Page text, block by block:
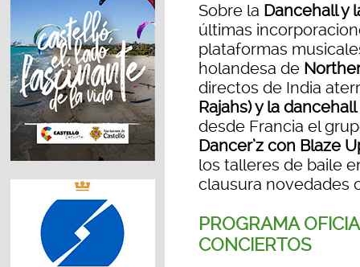
Sobre la Dancehall y
últimas
plataformas
holandesa de
directos de India
Rajahs) y la
desde Francia el
Dancer’z con Blaze
los talleres de baile
clausura novedades
PROGRAMA
CONCIERTOS